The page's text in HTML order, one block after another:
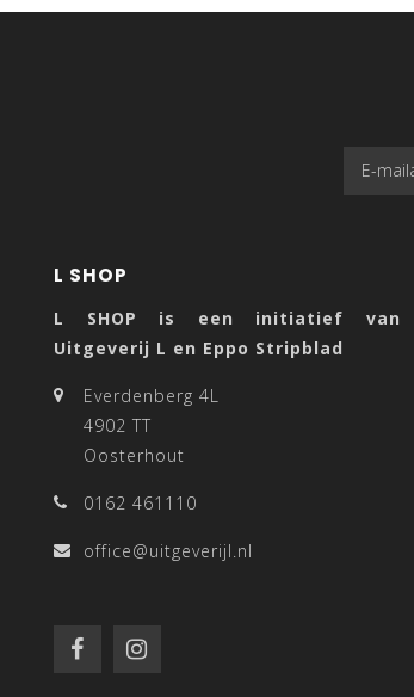
L SHOP
L SHOP is een initiatief van
Uitgeverij L en Eppo Stripblad
Everdenberg 4L
4902 TT
Oosterhout
0162 461110
office@uitgeverijl.nl